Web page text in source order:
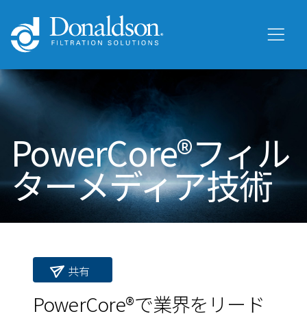
PowerCore®フィル
ターメディア技術
共有
PowerCore®で業界をリード